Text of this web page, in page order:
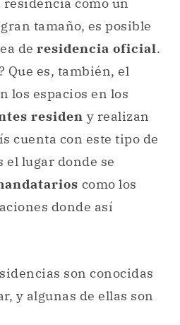
residencia como un
tamaño, es posible
de residencia oficial.
Que es, también, el
los espacios en los
residen y realizan
cuenta con este tipo de
el lugar donde se
como los
donde así
son conocidas
y algunas de ellas son